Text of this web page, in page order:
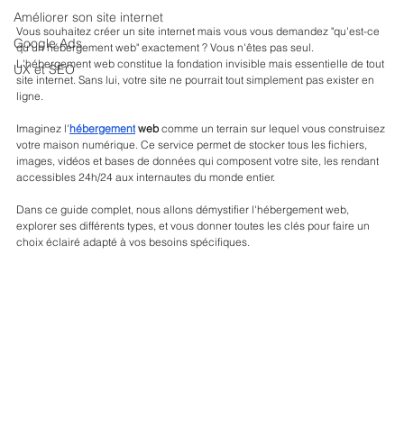
Améliorer son site internet
Google Ads
UX et SEO
Vous souhaitez créer un site internet mais vous vous demandez "qu'est-ce
qu'un hébergement web" exactement ? Vous n'êtes pas seul.
L'hébergement web constitue la fondation invisible mais essentielle de tout
site internet. Sans lui, votre site ne pourrait tout simplement pas exister en
ligne.
Imaginez l'hébergement web comme un terrain sur lequel vous construisez
votre maison numérique. Ce service permet de stocker tous les fichiers,
images, vidéos et bases de données qui composent votre site, les rendant
accessibles 24h/24 aux internautes du monde entier.
Dans ce guide complet, nous allons démystifier l'hébergement web,
explorer ses différents types, et vous donner toutes les clés pour faire un
choix éclairé adapté à vos besoins spécifiques.